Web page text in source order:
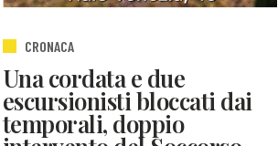
CRONACA
Una cordata e due
escursionisti bloccati dai
temporali, doppio